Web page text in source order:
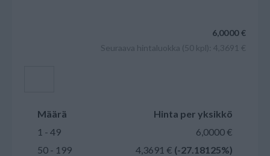
6,0000 €
Seuraava hintaluokka (50 kpl): 4,3691 €
Määrä
Hinta per yksikkö
1 - 49
6,0000 €
50 - 199
4,3691 € (-27.18125%)